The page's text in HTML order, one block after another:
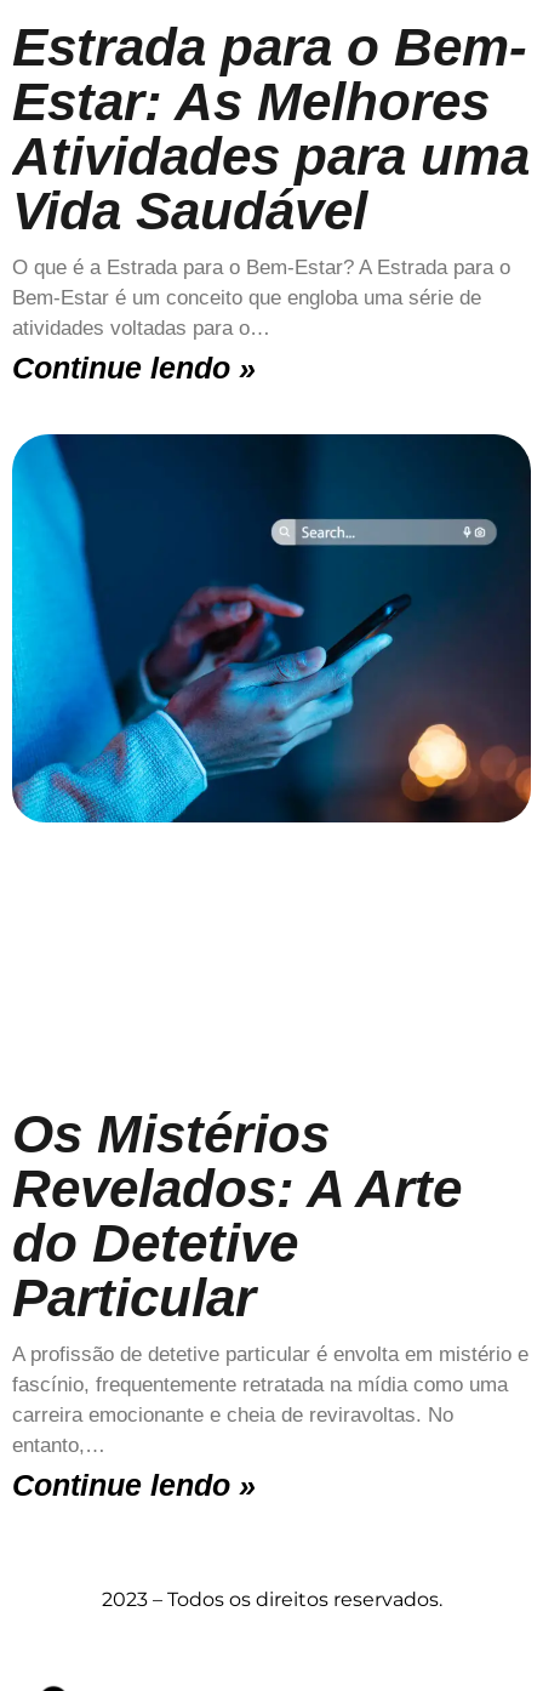
Estrada para o Bem-
Estar: As Melhores
Atividades para uma
Vida Saudável
O que é a Estrada para o Bem-Estar? A Estrada para o
Bem-Estar é um conceito que engloba uma série de
atividades voltadas para o…
Continue lendo »
Os Mistérios
Revelados: A Arte
do Detetive
Particular
A profissão de detetive particular é envolta em mistério e
fascínio, frequentemente retratada na mídia como uma
carreira emocionante e cheia de reviravoltas. No
entanto,…
Continue lendo »
2023 – Todos os direitos reservados.